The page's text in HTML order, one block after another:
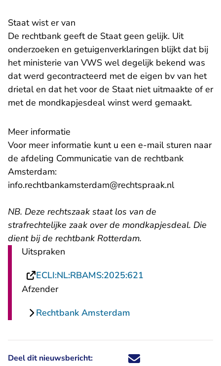
Staat wist er van
De rechtbank geeft de Staat geen gelijk. Uit
onderzoeken en getuigenverklaringen blijkt dat bij
het ministerie van VWS wel degelijk bekend was
dat werd gecontracteerd met de eigen bv van het
drietal en dat het voor de Staat niet uitmaakte of er
met de mondkapjesdeal winst werd gemaakt.
Meer informatie
Voor meer informatie kunt u een e-mail sturen naar
de afdeling Communicatie van de rechtbank
Amsterdam:
info.rechtbankamsterdam@rechtspraak.nl- U verlaat
NB. Deze rechtszaak staat los van de
strafrechtelijke zaak over de mondkapjesdeal. Die
dient bij de rechtbank Rotterdam.
Uitspraken
ECLI:NL:RBAMS:2025:621
Afzender
Rechtbank Amsterdam
Deel dit nieuwsbericht: Deel dit nieuwsbericht via X -
Deel dit nieuwsbericht via
Deel dit nieuwsbericht
Deel dit